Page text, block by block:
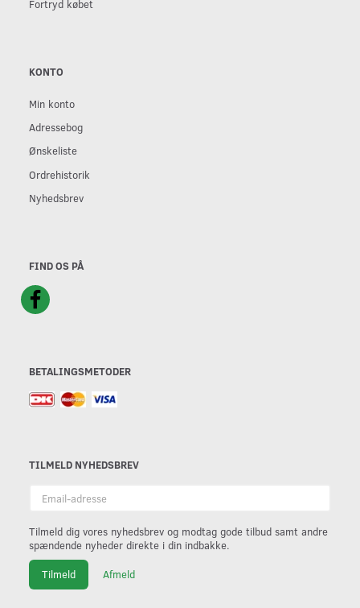
Fortryd købet
KONTO
Min konto
Adressebog
Ønskeliste
Ordrehistorik
Nyhedsbrev
FIND OS PÅ
BETALINGSMETODER
TILMELD NYHEDSBREV
adresse
Tilmeld dig vores nyhedsbrev og modtag gode tilbud samt andre
spændende nyheder direkte i din indbakke.
Tilmeld Afmeld